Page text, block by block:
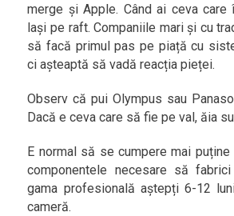
merge și Apple. Când ai ceva care
lași pe raft. Companiile mari și cu
să facă primul pas pe piață cu
ci așteaptă să vadă reacția pieței.
Observ că pui Olympus sau
Dacă e ceva care să fie pe val, ăia
E normal să se cumpere mai
componentele necesare să
gama profesională aștepți 6-12
cameră.